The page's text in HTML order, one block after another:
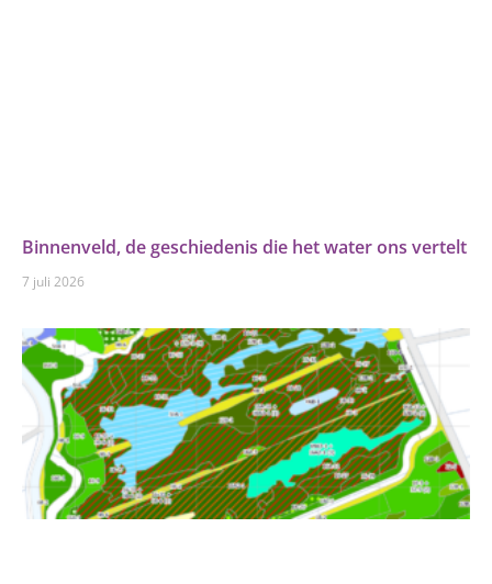
Binnenveld, de geschiedenis die het water ons vertelt
7 juli 2026